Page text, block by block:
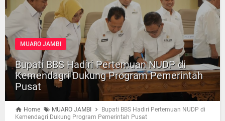
MUARO JAMBI
Bupati BBS Hadiri Pertemuan NUDP di
Kemendagri Dukung Program Pemerintah
Pusat
Home MUARO JAMBI
Bupati BBS Hadiri Pertemuan NUDP di
Kemendagri Dukung Program Pemerintah Pusat